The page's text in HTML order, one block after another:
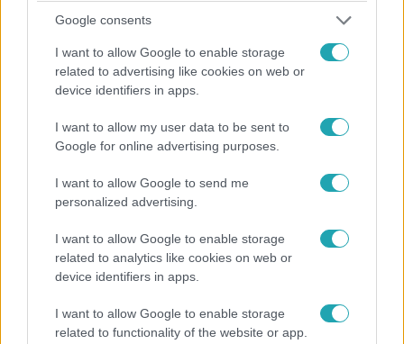
Google consents
I want to allow Google to enable storage
related to advertising like cookies on web or
device identifiers in apps.
I want to allow my user data to be sent to
Google for online advertising purposes.
I want to allow Google to send me
personalized advertising.
I want to allow Google to enable storage
related to analytics like cookies on web or
device identifiers in apps.
I want to allow Google to enable storage
related to functionality of the website or app.
A Gazprom Kína felé menekülne.
2022. november 8. 13:56